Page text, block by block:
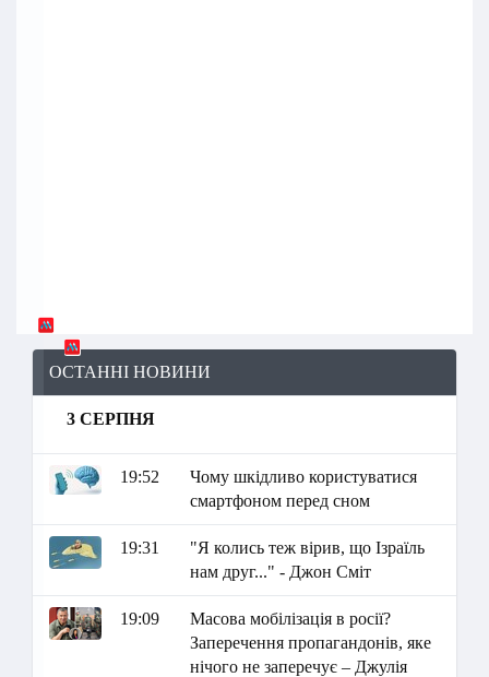
ОСТАННІ НОВИНИ
3 СЕРПНЯ
19:52
Чому шкідливо користуватися
смартфоном перед сном
19:31
"Я колись теж вірив, що Ізраїль
нам друг..." - Джон Сміт
19:09
Масова мобілізація в росії?
Заперечення пропагандонів, яке
нічого не заперечує – Джулія